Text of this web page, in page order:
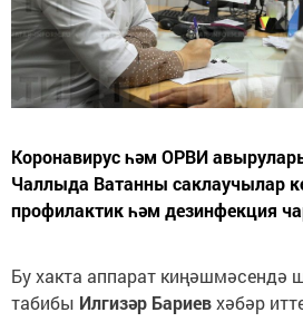
Коронавирус һәм ОРВИ
Чаллыда Ватанны саклаучылар
профилактик һәм дезинфекция
Бу хакта аппарат киңәшмәсендә
табибы Илгизәр Бариевхәбәр